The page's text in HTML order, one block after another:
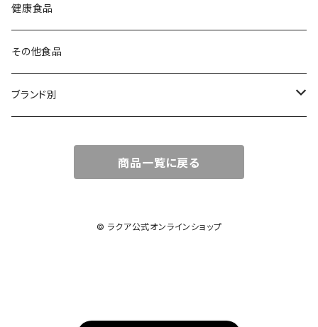
DHA／EPA
健康食品
その他食品
ブランド別
amritara（アムリターラ）
Ananda Remedies（アナンダ・レメディーズ）
商品一覧に戻る
© ラクア公式オンラインショップ